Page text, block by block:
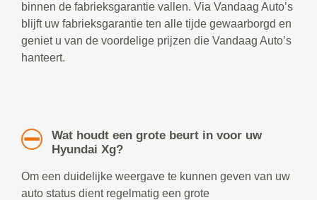
binnen de fabrieksgarantie vallen. Via Vandaag Auto’s
blijft uw fabrieksgarantie ten alle tijde gewaarborgd en
geniet u van de voordelige prijzen die Vandaag Auto’s
hanteert.
Wat houdt een grote beurt in voor uw
Hyundai Xg?
Om een duidelijke weergave te kunnen geven van uw
auto status dient regelmatig een grote